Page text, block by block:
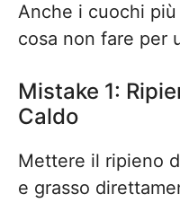
Anche i cuochi
cosa non fare per
Mistake 1:
Caldo
Mettere il ripieno
e grasso